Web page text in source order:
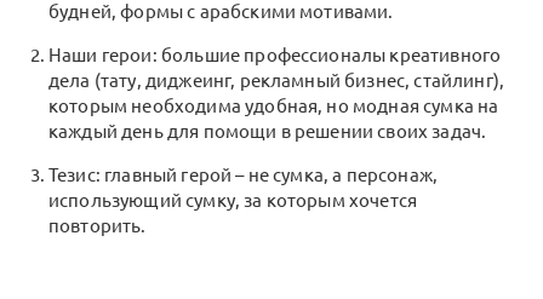
будней, формы с арабскими мотивами.
Наши герои: большие профессионалы креативного
дела (тату, диджеинг, рекламный бизнес, стайлинг),
которым необходима удобная, но модная сумка на
каждый день для помощи в решении своих задач.
Тезис: главный герой – не сумка, а персонаж,
использующий сумку, за которым хочется
повторить.